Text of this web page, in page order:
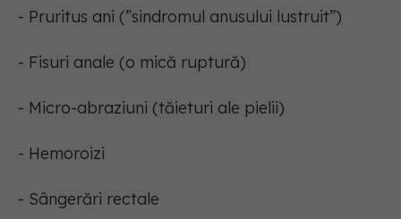
- Pruritus ani (”sindromul anusului lustruit”)
- Fisuri anale (o mică ruptură)
- Micro-abraziuni (tăieturi ale pielii)
- Hemoroizi
- Sângerări rectale